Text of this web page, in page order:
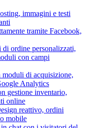
immagini e testi
tramite Facebook,
ordine personalizzati,
con campi
moduli di acquisizione,
Analytics
gestione inventario,
online
reattivo, ordini
mobile